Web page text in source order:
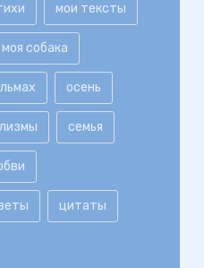
мои тексты
моя собака
осень
семья
цитаты